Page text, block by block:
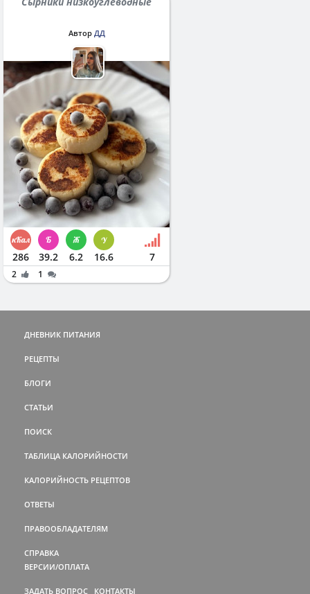
Автор ДД
286 39.2 6.2 16.6 7
2 1
ДНЕВНИК ПИТАНИЯ
РЕЦЕПТЫ
БЛОГИ
СТАТЬИ
ПОИСК
ТАБЛИЦА КАЛОРИЙНОСТИ
КАЛОРИЙНОСТЬ РЕЦЕПТОВ
ОТВЕТЫ
ПРАВООБЛАДАТЕЛЯМ
СПРАВКА
ВЕРСИИ/ОПЛАТА
ЗАДАТЬ ВОПРОС КОНТАКТЫ